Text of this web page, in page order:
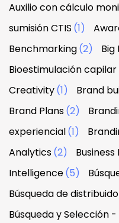
Auxilio con cálculo
sumisión CTIS (1)
Benchmarking(2) Big
Bioestimulación capilar
Creativity(1) Brand
Brand Plans(2)
experiencial(1)
Analytics(2)
Intelligence(5)
Búsqueda de
Búsqueda y Selección -